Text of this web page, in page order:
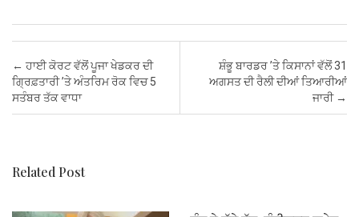
ce
b
o
o
tt
er
ail at
s
A
p
er ke
dI
n
ail ar
e
Post navigation
← ਹਾਈ ਕੋਰਟ ਵੱਲੋਂ ਪੂਜਾ ਖੇਡਕਰ ਦੀ
ਗ੍ਰਿਫ਼ਤਾਰੀ ’ਤੇ ਅੰਤਰਿਮ ਰੋਕ ਵਿਚ 5
ਸਤੰਬਰ ਤੱਕ ਵਾਧਾ
ਸ਼ੰਭੂ ਬਾਰਡਰ ’ਤੇ ਕਿਸਾਨਾਂ ਵੱਲੋਂ 31
ਅਗਸਤ ਦੀ ਰੈਲੀ ਦੀਆਂ ਤਿਆਰੀਆਂ
ਜਾਰੀ →
Related Post